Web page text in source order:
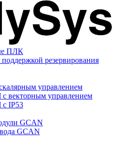
ПЛК
резервирования
управлением
векторным управлением
IP53
GCAN
GCAN